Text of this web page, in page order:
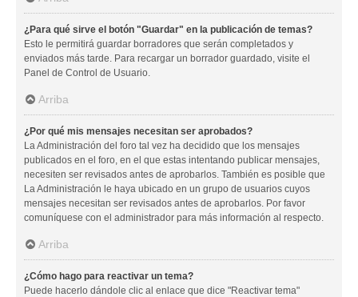
¿Para qué sirve el botón "Guardar" en la publicación de temas?
Esto le permitirá guardar borradores que serán completados y
enviados más tarde. Para recargar un borrador guardado, visite el
Panel de Control de Usuario.
Arriba
¿Por qué mis mensajes necesitan ser aprobados?
La Administración del foro tal vez ha decidido que los mensajes
publicados en el foro, en el que estas intentando publicar mensajes,
necesiten ser revisados antes de aprobarlos. También es posible que
La Administración le haya ubicado en un grupo de usuarios cuyos
mensajes necesitan ser revisados antes de aprobarlos. Por favor
comuníquese con el administrador para más información al respecto.
Arriba
¿Cómo hago para reactivar un tema?
Puede hacerlo dándole clic al enlace que dice "Reactivar tema"